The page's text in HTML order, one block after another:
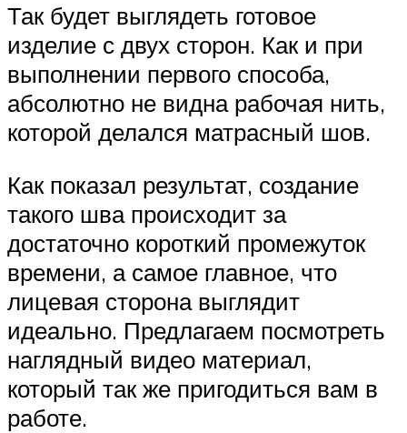
Так будет выглядеть готовое
изделие с двух сторон. Как и при
выполнении первого способа,
абсолютно не видна рабочая нить,
которой делался матрасный шов.
Как показал результат, создание
такого шва происходит за
достаточно короткий промежуток
времени, а самое главное, что
лицевая сторона выглядит
идеально. Предлагаем посмотреть
наглядный видео материал,
который так же пригодиться вам в
работе.